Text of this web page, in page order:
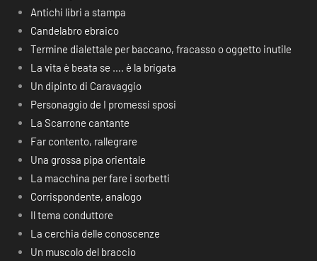
Antichi libri a stampa
Candelabro ebraico
Termine dialettale per baccano, fracasso o oggetto inutile
La vita è beata se …. è la brigata
Un dipinto di Caravaggio
Personaggio de I promessi sposi
La Scarrone cantante
Far contento, rallegrare
Una grossa pipa orientale
La macchina per fare i sorbetti
Corrispondente, analogo
Il tema conduttore
La cerchia delle conoscenze
Un muscolo del braccio